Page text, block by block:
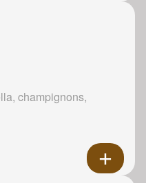
champignons,